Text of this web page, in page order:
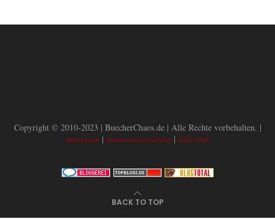
Copyright © 2010-2023 | BuecherChaos.de | Alle Rechte vorbehalten. |
Impressum | Datenschutzerklärung| Über mich
BACK TO TOP